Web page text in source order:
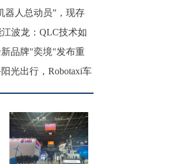
器人总动员”，现存
波龙：QLC技术如
品牌"奕境"发布重
光出行，Robotaxi车